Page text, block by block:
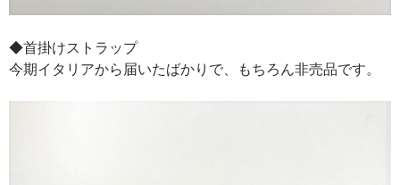
◆首掛けストラップ
今期イタリアから届いたばかりで、もちろん非売品です。